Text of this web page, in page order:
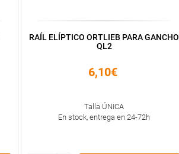
RAÍL ELÍPTICO ORTLIEB PARA GANCHO
QL2
6,10€
Talla ÚNICA
En stock, entrega en 24-72h